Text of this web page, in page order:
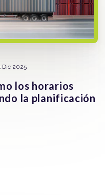
Dic 2025
los horarios
la planificación